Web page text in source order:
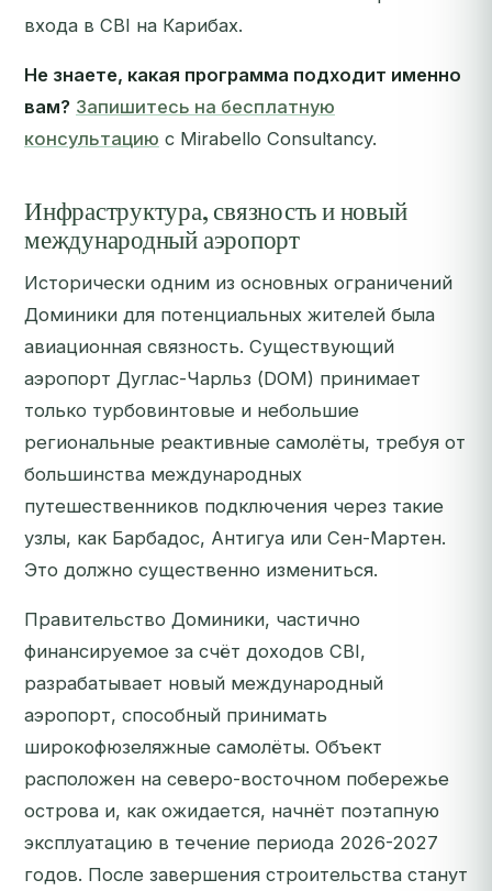
входа в CBI на Карибах.
Не знаете, какая программа подходит именно
вам? Запишитесь на бесплатную
консультацию с Mirabello Consultancy.
Инфраструктура, связность и новый
международный аэропорт
Исторически одним из основных ограничений
Доминики для потенциальных жителей была
авиационная связность. Существующий
аэропорт Дуглас-Чарльз (DOM) принимает
только турбовинтовые и небольшие
региональные реактивные самолёты, требуя от
большинства международных
путешественников подключения через такие
узлы, как Барбадос, Антигуа или Сен-Мартен.
Это должно существенно измениться.
Правительство Доминики, частично
финансируемое за счёт доходов CBI,
разрабатывает новый международный
аэропорт, способный принимать
широкофюзеляжные самолёты. Объект
расположен на северо-восточном побережье
острова и, как ожидается, начнёт поэтапную
эксплуатацию в течение периода 2026-2027
годов. После завершения строительства станут